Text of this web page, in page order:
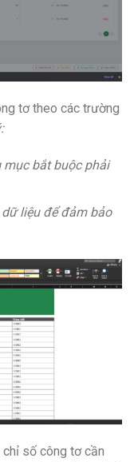
tơ theo các trường
bắt buộc phải
liệu để đảm bảo
số công tơ cần